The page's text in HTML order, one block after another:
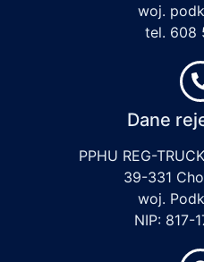
woj.
tel. 608
Dane
PPHU REG-
39-331
woj.
NIP: 817-